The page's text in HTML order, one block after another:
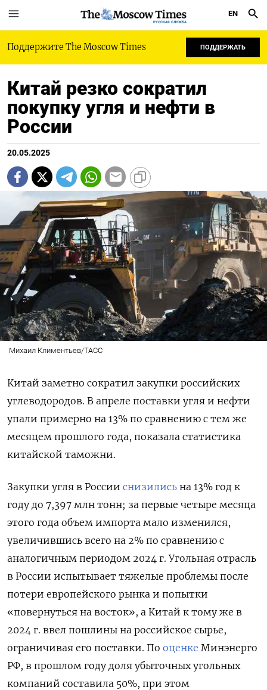
РУССКАЯ СЛУЖБА
EN
Поддержите The Moscow Times ПОДДЕРЖАТЬ
Китай резко сократил
покупку угля и нефти в
России
20.05.2025
Михаил Климентьев/ТАСС
Китай заметно сократил закупки российских
углеводородов. В апреле поставки угля и нефти
упали примерно на 13% по сравнению с тем же
месяцем прошлого года, показала статистика
китайской таможни.
Закупки угля в России снизились на 13% год к
году до 7,397 млн тонн; за первые четыре месяца
этого года объем импорта мало изменился,
увеличившись всего на 2% по сравнению с
аналогичным периодом 2024 г. Угольная отрасль
в России испытывает тяжелые проблемы после
потери европейского рынка и попытки
«повернуться на восток», а Китай к тому же в
2024 г. ввел пошлины на российское сырье,
ограничивая его поставки. По оценке Минэнерго
РФ, в прошлом году доля убыточных угольных
компаний составила 50%, при этом